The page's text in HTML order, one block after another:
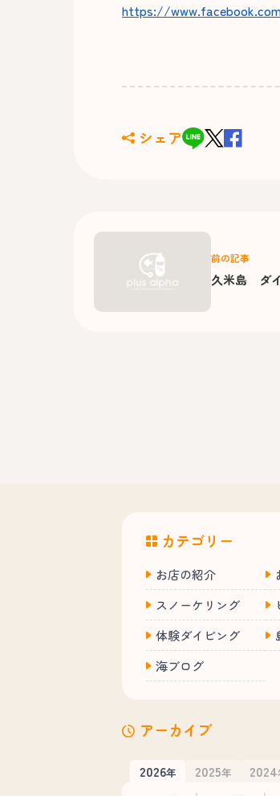
https://
シェア
前の記事
久米島 ダ
カテゴリー
お店の紹介
スノーケリング
体験ダイビング
海ブログ
アーカイブ
2026年 2025年 2024